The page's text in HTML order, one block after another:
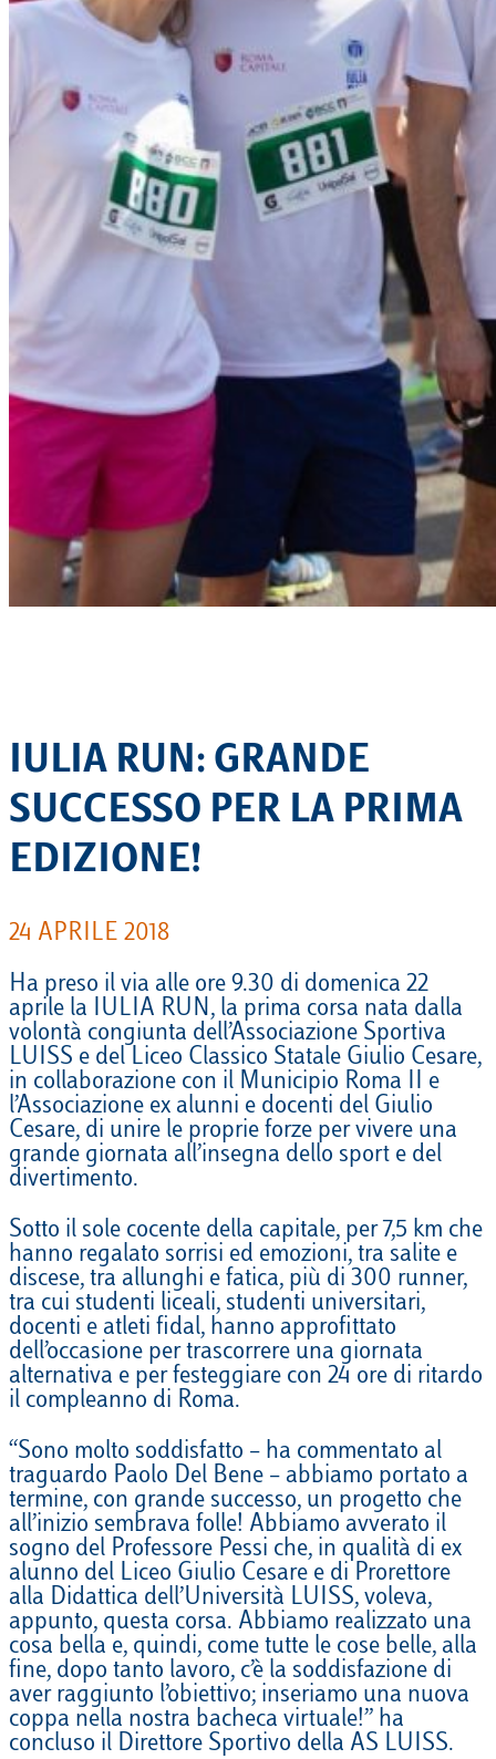
IULIA RUN: GRANDE
SUCCESSO PER LA PRIMA
EDIZIONE!
24 APRILE 2018
Ha preso il via alle ore 9.30 di domenica 22
aprile la IULIA RUN, la prima corsa nata dalla
volontà congiunta dell’Associazione Sportiva
LUISS e del Liceo Classico Statale Giulio Cesare,
in collaborazione con il Municipio Roma II e
l’Associazione ex alunni e docenti del Giulio
Cesare, di unire le proprie forze per vivere una
grande giornata all’insegna dello sport e del
divertimento.
Sotto il sole cocente della capitale, per 7,5 km che
hanno regalato sorrisi ed emozioni, tra salite e
discese, tra allunghi e fatica, più di 300 runner,
tra cui studenti liceali, studenti universitari,
docenti e atleti fidal, hanno approfittato
dell’occasione per trascorrere una giornata
alternativa e per festeggiare con 24 ore di ritardo
il compleanno di Roma.
“Sono molto soddisfatto – ha commentato al
traguardo Paolo Del Bene – abbiamo portato a
termine, con grande successo, un progetto che
all’inizio sembrava folle! Abbiamo avverato il
sogno del Professore Pessi che, in qualità di ex
alunno del Liceo Giulio Cesare e di Prorettore
alla Didattica dell’Università LUISS, voleva,
appunto, questa corsa. Abbiamo realizzato una
cosa bella e, quindi, come tutte le cose belle, alla
fine, dopo tanto lavoro, c’è la soddisfazione di
aver raggiunto l’obiettivo; inseriamo una nuova
coppa nella nostra bacheca virtuale!” ha
concluso il Direttore Sportivo della AS LUISS.